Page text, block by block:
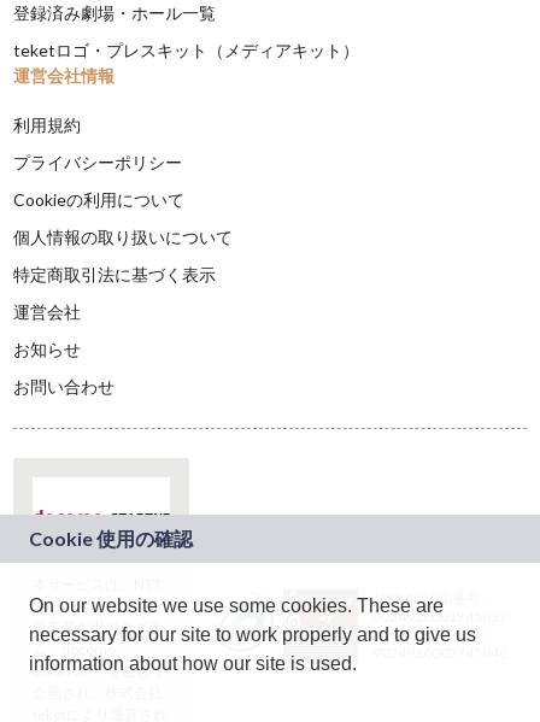
登録済み劇場・ホール一覧
teketロゴ・プレスキット（メディアキット）
運営会社情報
利用規約
プライバシーポリシー
Cookieの利用について
個人情報の取り扱いについて
特定商取引法に基づく表示
運営会社
お知らせ
お問い合わせ
ドコモグループの新
規事業創出プログラ
ム「docomo
STARTUP」を通じて
JASRAC許諾番号：
9024936001Y45037
JASRAC許諾番号：
On our website we use some cookies. These are
necessary for our site to work properly and to give us
information about how our site is used.